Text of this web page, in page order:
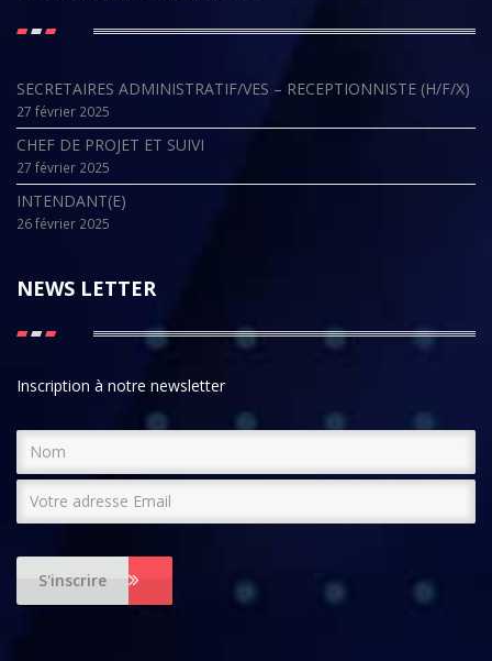
SECRETAIRES ADMINISTRATIF/VES – RECEPTIONNISTE (H/F/X)
27 février 2025
CHEF DE PROJET ET SUIVI
27 février 2025
INTENDANT(E)
26 février 2025
NEWS LETTER
Inscription à notre newsletter
S'inscrire